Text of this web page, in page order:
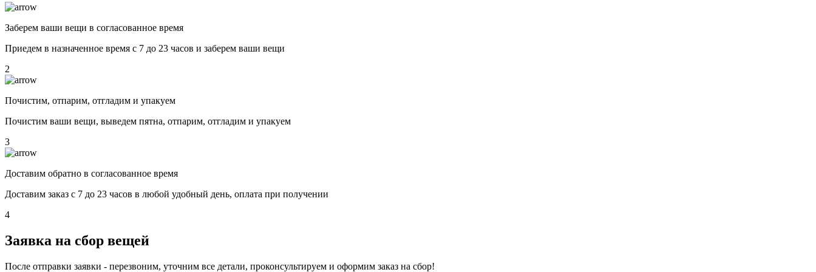
Заберем ваши вещи в согласованное время
Приедем в назначенное время с 7 до 23 часов и заберем ваши вещи
2
Почистим, отпарим, отгладим и упакуем
Почистим ваши вещи, выведем пятна, отпарим, отгладим и упакуем
3
Доставим обратно в согласованное время
Доставим заказ с 7 до 23 часов в любой удобный день, оплата при получении
4
Заявка на сбор вещей
После отправки заявки - перезвоним, уточним все детали, проконсультируем и оформим заказ на сбор!